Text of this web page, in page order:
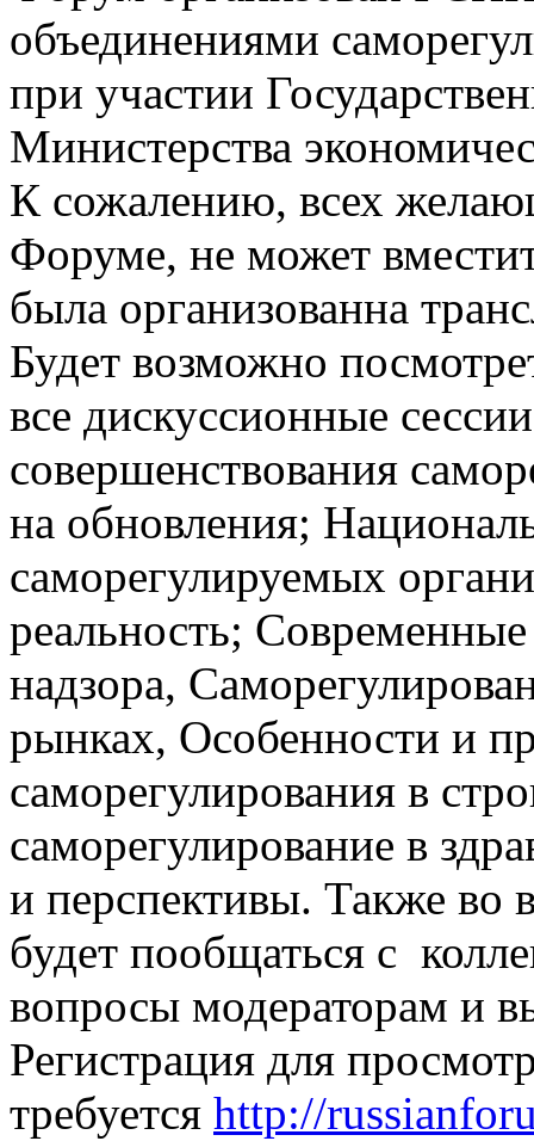
объединениями
при участии
Министерства
К сожалению, всех
Форуме, не может
была организованна
Будет возможно
все дискуссионные
совершенствования
на обновления;
саморегулируемых
реальность;
надзора,
рынках, Особенности и
саморегулирования в
саморегулирование в
и перспективы. Также во
будет пообщаться с
вопросы модераторам и
Регистрация для
требуется http://